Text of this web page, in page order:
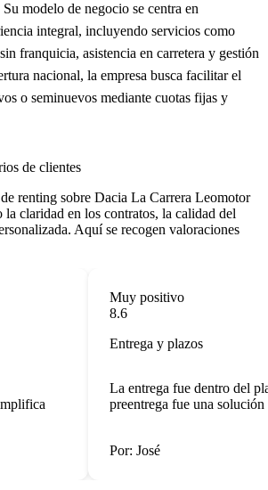
modelo de negocio se centra en
integral, incluyendo servicios como
franquicia, asistencia en carretera y gestión
nacional, la empresa busca facilitar el
o seminuevos mediante cuotas fijas y
de clientes
renting sobre Dacia La Carrera Leomotor
la claridad en los contratos, la calidad del
Aquí se recogen valoraciones
Muy positivo
8.6
Entrega y plazos
La entrega fue dentro del
preentrega fue una solución
Por: José